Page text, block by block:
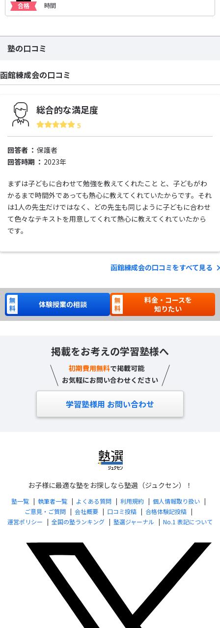
時間
塾の口コミ
函館練成会の口コミ
総合的な満足度
5
回答者
保護者
回答時期
2023年
まずは子どもに合わせて勉強を教えてくれたこと と、子どもがわ
かるまで時間外であっても熱心に教えてくれていたからです。それ
は1人の先生だけではなく、どの先生も同じように子どもに合わせ
て色々なテキストを用意してくれて熱心に教えてくれていたから
です。
函館練成会の口コミをすべて見る
体験授業の相談
料金・コースを
知りたい
掲載をお考えの学習塾様へ
初期費用無料で掲載可能
お気軽にお問い合わせください
学習塾様用 お問い合わせ
お子様に最適な塾をお探しなら塾選（ジュクセン）！
塾一覧 執筆者一覧 よくある質問 利用規約
個人情報取り扱い
ご意見・ご質問
会社概要 口コミ投稿
合格体験記投稿
運営ポリシー
全国の塾ランキング 塾選ジャーナル No.1 表記について